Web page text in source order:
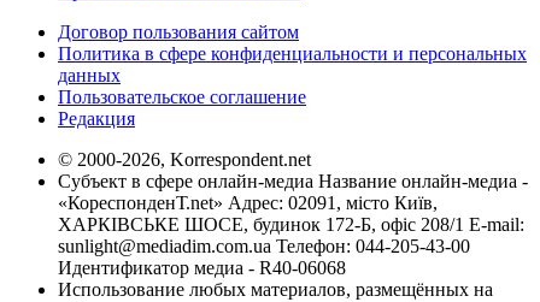
Договор пользования сайтом
Политика в сфере конфиденциальности и персональных
данных
Пользовательское соглашение
Редакция
© 2000-2026, Korrespondent.net
Субъект в сфере онлайн-медиа Название онлайн-медиа -
«КореспонденТ.net» Адрес: 02091, місто Київ,
ХАРКІВСЬКЕ ШОСЕ, будинок 172-Б, офіс 208/1 E-mail:
sunlight@mediadim.com.ua Телефон: 044-205-43-00
Идентификатор медиа - R40-06068
Использование любых материалов, размещённых на